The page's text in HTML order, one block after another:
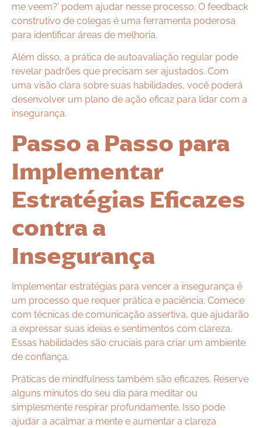
me veem?’ podem ajudar nesse processo. O feedback
construtivo de colegas é uma ferramenta poderosa
para identificar áreas de melhoria.
Além disso, a prática de autoavaliação regular pode
revelar padrões que precisam ser ajustados. Com
uma visão clara sobre suas habilidades, você poderá
desenvolver um plano de ação eficaz para lidar com a
insegurança.
Passo a Passo para
Implementar
Estratégias Eficazes
contra a
Insegurança
Implementar estratégias para vencer a insegurança é
um processo que requer prática e paciência. Comece
com técnicas de comunicação assertiva, que ajudarão
a expressar suas ideias e sentimentos com clareza.
Essas habilidades são cruciais para criar um ambiente
de confiança.
Práticas de mindfulness também são eficazes. Reserve
alguns minutos do seu dia para meditar ou
simplesmente respirar profundamente. Isso pode
ajudar a acalmar a mente e aumentar a clareza